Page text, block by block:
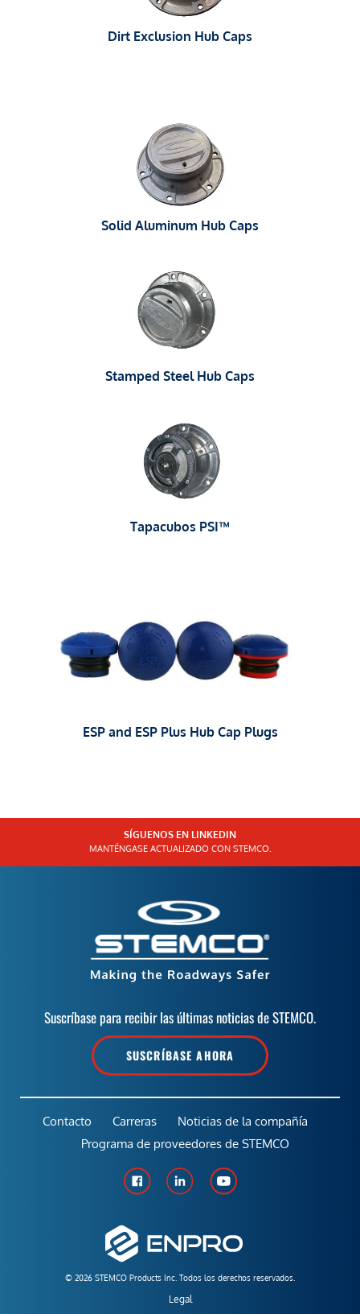
Dirt Exclusion Hub Caps
Solid Aluminum Hub Caps
Stamped Steel Hub Caps
Tapacubos PSI™
ESP and ESP Plus Hub Cap Plugs
SÍGUENOS EN LINKEDIN
MANTÉNGASE ACTUALIZADO CON STEMCO.
Suscríbase para recibir las últimas noticias de STEMCO.
SUSCRÍBASE AHORA
© 2026 STEMCO Products Inc. Todos los derechos reservados.
Legal
Contacto Carreras
Noticias de la compañía
Programa de proveedores de STEMCO